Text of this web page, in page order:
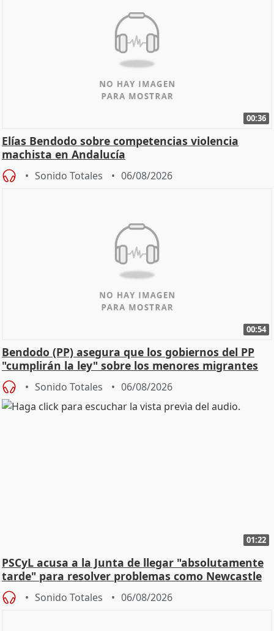
00:36
Elías Bendodo sobre competencias violencia
machista en Andalucía
Sonido Totales 06/08/2026
00:54
Bendodo (PP) asegura que los gobiernos del PP
"cumplirán la ley" sobre los menores migrantes
Sonido Totales 06/08/2026
01:22
PSCyL acusa a la Junta de llegar "absolutamente
tarde" para resolver problemas como Newcastle
Sonido Totales 06/08/2026